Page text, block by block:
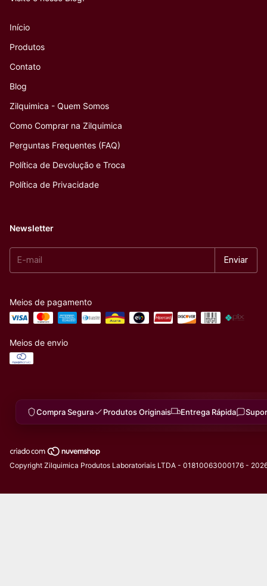
Início
Produtos
Contato
Blog
Zilquimica - Quem Somos
Como Comprar na Zilquimica
Perguntas Frequentes (FAQ)
Política de Devolução e Troca
Política de Privacidade
Newsletter
Meios de pagamento
Meios de envio
Compra Segura Produtos Originais Entrega Rápida
Copyright Zilquimica Produtos Laboratoriais LTDA - 01810063000176 -